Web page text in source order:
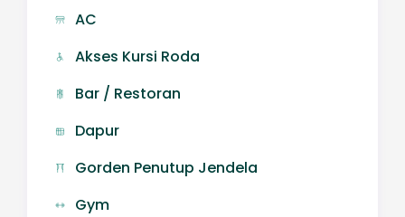
AC
Akses Kursi Roda
Bar / Restoran
Dapur
Gorden Penutup Jendela
Gym